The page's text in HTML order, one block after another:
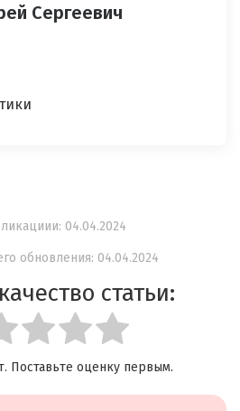
Сергеевич
04.04.2024
обновления: 04.04.2024
статьи:
Поставьте оценку первым.